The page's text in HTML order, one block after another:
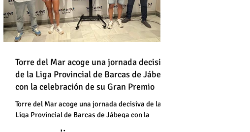
Un vehículo en llamas atraviesa
una vía en Torre del Mar junto a
una gasolinera
Un vehículo en llamas atraviesa
una vía en Torre del Mar junto a
Torre del Mar acoge una jornada decisiva
de la Liga Provincial de Barcas de Jábega
con la celebración de su Gran Premio
Torre del Mar acoge una jornada decisiva de la
Liga Provincial de Barcas de Jábega con la